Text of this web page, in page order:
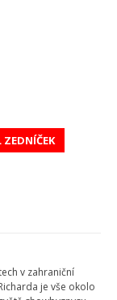
ZEDNÍČEK
v zahraniční
je vše okolo